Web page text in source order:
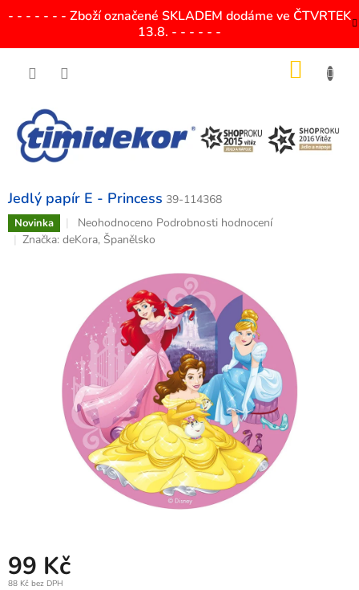
na- - - - - - - Zboží označené SKLADEM dodáme ve ČTVRTEK
13.8. - - - - - -
Jedlý papír E - Princess 39-114368
Novinka
Průměrné
hodnocení
hvězdiček.
Neohodnoceno Podrobnosti hodnocení
Značka: deKora, Španělsko
99 Kč
88 Kč bez DPH